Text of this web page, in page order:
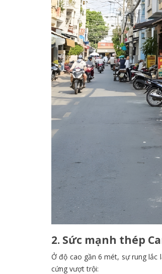
2. Sức mạnh thép
Ở độ cao gần 6 mét, sự rung lắc
cứng vượt trội: